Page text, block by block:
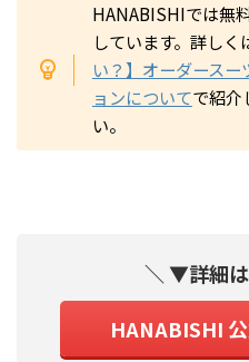
HANABISHIでは無
しています。詳しく
い？】オーダース
ョンについてで紹介
い。
＼ ▼詳細
HANABISHI